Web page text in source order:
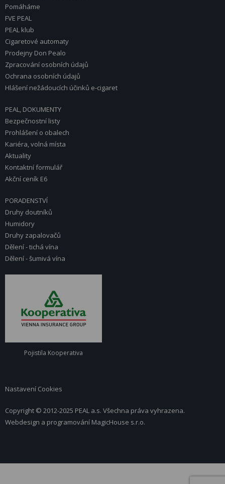
Pomáháme
FVE PEAL
PEAL klub
Cigaretové automaty
Prodejny Don Pealo
Zpracování osobních údajů
Ochrana osobních údajů
Hlášení nežádoucích účinků e-cigaret
PEAL, DOKUMENTY
Bezpečnostní listy
Prohlášení o obalech
Kariéra, volná místa
Aktuality
Kontaktní formulář
Akční ceník E6
PORADENSTVÍ
Druhy doutníků
Humidory
Druhy zapalovačů
Dělení - tichá vína
Dělení - šumivá vína
Pojistila Kooperativa
Nastavení Cookies
Copyright © 2012-2025 PEAL a.s. Všechna práva vyhrazena.
Webdesign a programování MagicHouse s.r.o.